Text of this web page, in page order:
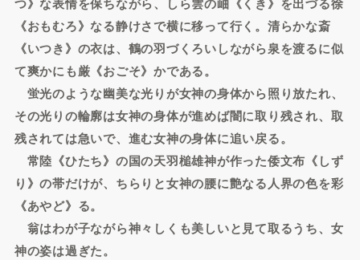
《おもむろ》なる静けさで横に移って行く。清らかな斎
《いつき》の衣は、鶴の羽づくろいしながら泉を渡るに似
て爽かにも厳《おごそ》かである。
蛍光のような幽美な光りが女神の身体から照り放たれ、
その光りの輪廓は女神の身体が進めば闇に取り残され、取
残されては急いで、進む女神の身体に追い戻る。
常陸《ひたち》の国の天羽槌雄神が作った倭文布《しず
り》の帯だけが、ちらりと女神の腰に艶なる人界の色を彩
《あやど》る。
翁はわが子ながら神々しくも美しいと見て取るうち、女
神の姿は過ぎた。